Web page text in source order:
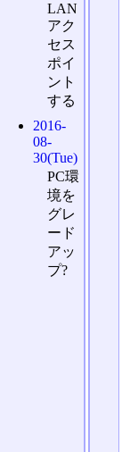
LAN
アク
セス
ポイ
ント
する
2016-
08-
30(Tue)
PC環
境を
グレ
ード
アッ
プ?